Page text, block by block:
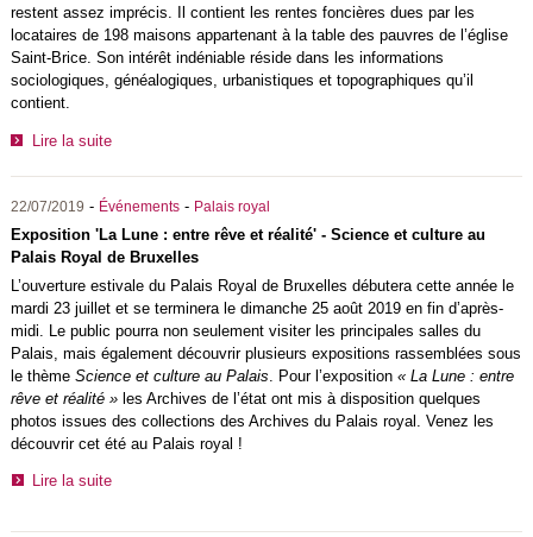
restent assez imprécis. Il contient les rentes foncières dues par les
locataires de 198 maisons appartenant à la table des pauvres de l’église
Saint-Brice. Son intérêt indéniable réside dans les informations
sociologiques, généalogiques, urbanistiques et topographiques qu’il
contient.
Lire la suite
22/07/2019 - Événements- Palais royal
Exposition 'La Lune : entre rêve et réalité' - Science et culture au
Palais Royal de Bruxelles
L’ouverture estivale du Palais Royal de Bruxelles débutera cette année le
mardi 23 juillet et se terminera le dimanche 25 août 2019 en fin d’après-
midi. Le public pourra non seulement visiter les principales salles du
Palais, mais également découvrir plusieurs expositions rassemblées sous
le thème Science et culture au Palais . Pour l’exposition « La Lune : entre
rêve et réalité » les Archives de l’état ont mis à disposition quelques
photos issues des collections des Archives du Palais royal. Venez les
découvrir cet été au Palais royal !
Lire la suite